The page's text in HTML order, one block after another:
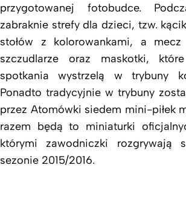
przygotowanej fotobudce.
zabraknie strefy dla dzieci, tzw.
stołów z kolorowankami, a
szczudlarze oraz maskotki,
spotkania wystrzelą w trybuny
Ponadto tradycyjnie w trybuny
przez Atomówki siedem mini-piłek
razem będą to miniaturki
którymi zawodniczki rozgrywają
sezonie 2015/2016.